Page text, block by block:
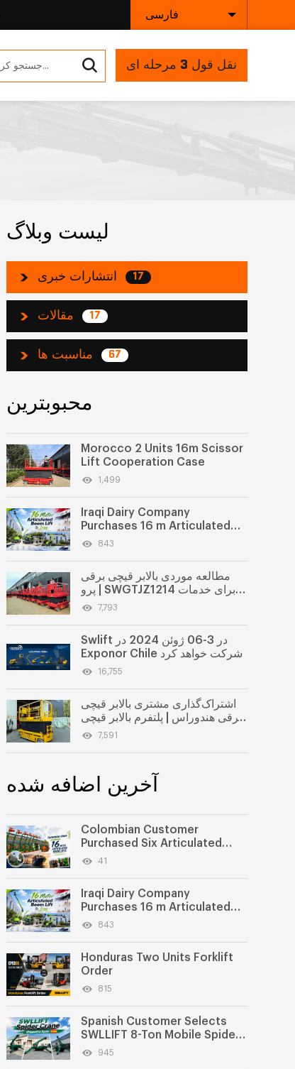
فارسی
نقل قول 3 مرحله ای
لیست وبلاگ
انتشارات خبری 17
مقالات 17
مناسبت ها 67
محبوبترین
Morocco 2 Units 16m Scissor
Lift Cooperation Case
1,499
Iraqi Dairy Company
Purchases 16 m Articulated
Boom Lift
843
مطالعه موردی بالابر قیچی برقی
پرو | SWGTJZ1214 برای خدمات
نظافت شهرک صنعتی
7,793
Swlift در 3-06 ژوئن 2024 در
Exponor Chile شرکت خواهد کرد
16,755
اشتراک‌گذاری مشتری بالابر قیچی
برقی هندوراس | پلتفرم بالابر قیچی
خودکششی ۱۲-۱۴ متری برای تعمیر
7,591
آخرین اضافه شده
Colombian Customer
Purchased Six Articulated
Boom Lifts from SWLLIFT
41
Iraqi Dairy Company
Purchases 16 m Articulated
Boom Lift
843
Honduras Two Units Forklift
Order
815
Spanish Customer Selects
SWLLIFT 8-Ton Mobile Spider
Crane
945